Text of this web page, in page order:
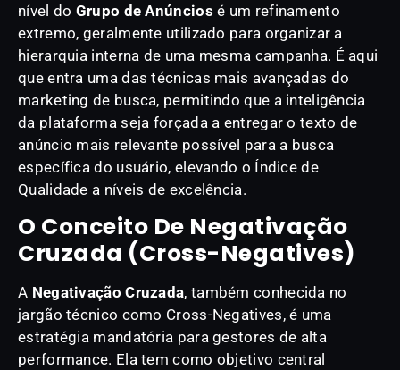
nível do Grupo de Anúncios é um refinamento
extremo, geralmente utilizado para organizar a
hierarquia interna de uma mesma campanha. É aqui
que entra uma das técnicas mais avançadas do
marketing de busca, permitindo que a inteligência
da plataforma seja forçada a entregar o texto de
anúncio mais relevante possível para a busca
específica do usuário, elevando o Índice de
Qualidade a níveis de excelência.
O Conceito De Negativação
Cruzada (Cross-Negatives)
A Negativação Cruzada, também conhecida no
jargão técnico como Cross-Negatives, é uma
estratégia mandatória para gestores de alta
performance. Ela tem como objetivo central